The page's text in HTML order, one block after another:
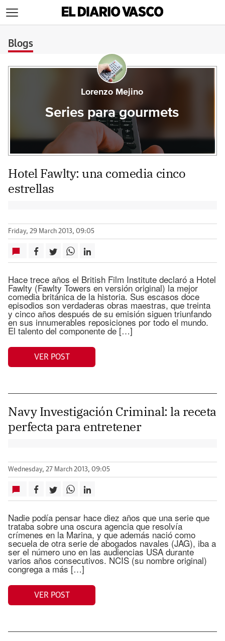
Blogs
Lorenzo Mejino
Series para gourmets
Hotel Fawlty: una comedia cinco
estrellas
Friday, 29 March 2013, 09:05
Hace trece años el British Film Institute declaró a Hotel
Fawlty (Fawlty Towers en versión original) la mejor
comedia británica de la historia. Sus escasos doce
episodios son verdaderas obras maestras, que treinta
y cinco años después de su emisión siguen triunfando
en sus innumerables reposiciones por todo el mundo.
El talento del componente de […]
VER POST
Navy Investigación Criminal: la receta
perfecta para entretener
Wednesday, 27 March 2013, 09:05
Nadie podía pensar hace diez años que una serie que
trataba sobre una oscura agencia que resolvía
crímenes en la Marina, y que además nació como
secuela de otra serie de abogados navales (JAG), iba a
ser el número uno en las audiencias USA durante
varios años consecutivos. NCIS (su nombre original)
congrega a más […]
VER POST